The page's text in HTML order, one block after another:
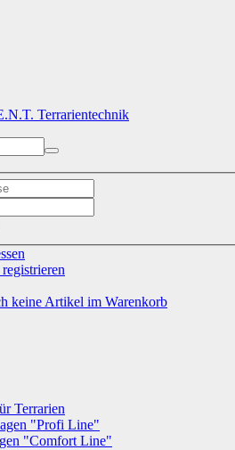
keine Artikel im Warenkorb
Terrarien
"Profi Line"
"Comfort Line"